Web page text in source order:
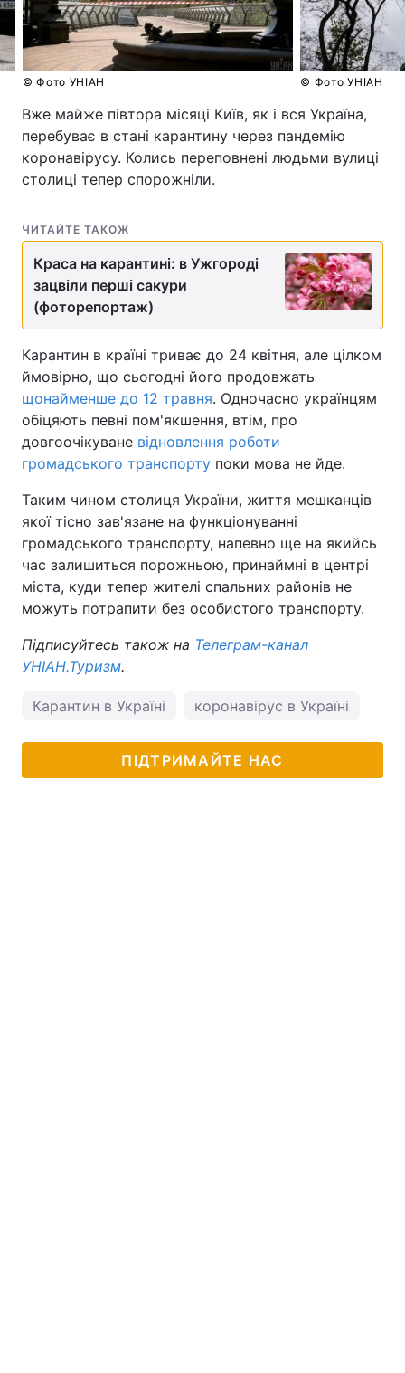
© Фото УНІАН © Фото УНІАН
Вже майже півтора місяці Київ, як і вся Україна,
перебуває в стані карантину через пандемію
коронавірусу. Колись переповнені людьми вулиці
столиці тепер спорожніли.
ЧИТАЙТЕ ТАКОЖ
Краса на карантині: в Ужгороді
зацвіли перші сакури
(фоторепортаж)
Карантин в країні триває до 24 квітня, але цілком
ймовірно, що сьогодні його продовжать
щонайменше до 12 травня. Одночасно українцям
обіцяють певні пом'якшення, втім, про
довгоочікуване відновлення роботи
громадського транспорту поки мова не йде.
Таким чином столиця України, життя мешканців
якої тісно зав'язане на функціонуванні
громадського транспорту, напевно ще на якийсь
час залишиться порожньою, принаймні в центрі
міста, куди тепер жителі спальних районів не
можуть потрапити без особистого транспорту.
Підписуйтесь також на Телеграм-канал
УНІАН.Туризм.
Карантин в Україні коронавірус в Україні
ПІДТРИМАЙТЕ НАС